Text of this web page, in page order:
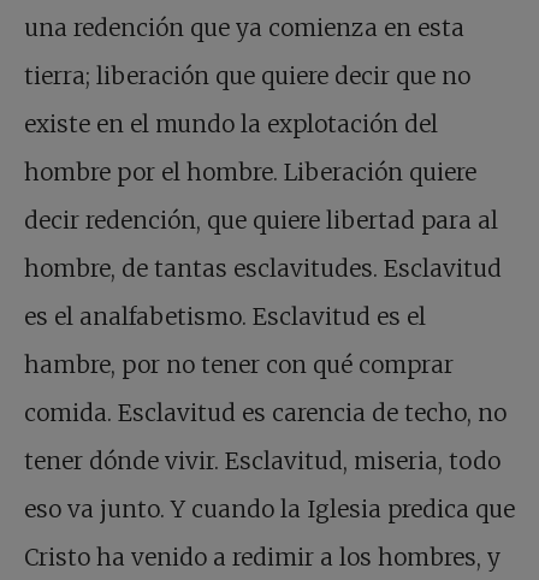
una redención que ya comienza en esta
tierra; liberación que quiere decir que no
existe en el mundo la explotación del
hombre por el hombre. Liberación quiere
decir redención, que quiere libertad para al
hombre, de tantas esclavitudes. Esclavitud
es el analfabetismo. Esclavitud es el
hambre, por no tener con qué comprar
comida. Esclavitud es carencia de techo, no
tener dónde vivir. Esclavitud, miseria, todo
eso va junto. Y cuando la Iglesia predica que
Cristo ha venido a redimir a los hombres, y